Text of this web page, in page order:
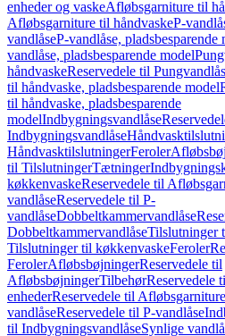
enheder og vaskeAfløbsgarniture til
Afløbsgarniture til håndvaskeP-
vandlåseP-vandlåse, pladsbesparende
vandlåse, pladsbesparende model
håndvaskeReservedele til
til håndvaske, pladsbesparende model
til håndvaske, pladsbesparende
modelIndbygningsvandlåse
Indbygningsvandlåse
HåndvasktilslutningerFeroler
til TilslutningerTætninger
køkkenvaskeReservedele til
vandlåseReservedele til P-
vandlåseDobbeltkammervandlåse
DobbeltkammervandlåseTilslutninger
Tilslutninger til køkkenvaskeFeroler
FerolerAfløbsbøjningerReservedele til
AfløbsbøjningerTilbehørReservedele
enhederReservedele til
vandlåseReservedele til P-vandlåse
til IndbygningsvandlåseSynlige